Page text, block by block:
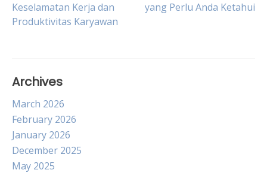
navigation
Keselamatan Kerja dan
Produktivitas Karyawan
yang Perlu Anda Ketahui
Archives
March 2026
February 2026
January 2026
December 2025
May 2025